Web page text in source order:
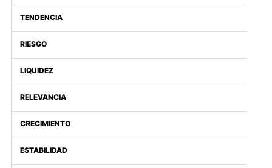
TENDENCIA
RIESGO
LIQUIDEZ
RELEVANCIA
CRECIMIENTO
ESTABILIDAD